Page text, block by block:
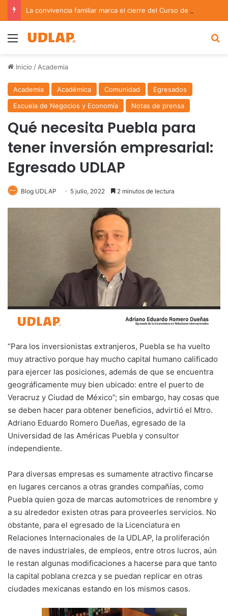
Menu
Inicio / Academia
Academia Académica Comunidad
Egresados
Escuela de Negocios y Economía
Notas de prensa
Qué necesita Puebla para
tener inversión empresarial:
Egresado UDLAP
Blog UDLAP 5 julio, 2022 2 minutos de lectura
“Para los inversionistas extranjeros, Puebla se ha vuelto
muy atractivo porque hay mucho capital humano calificado
para ejercer las posiciones, además de que se encuentra
geográficamente muy bien ubicado: entre el puerto de
Veracruz y Ciudad de México”; sin embargo, hay cosas que
se deben hacer para obtener beneficios, advirtió el Mtro.
Adriano Eduardo Romero Dueñas, egresado de la
Universidad de las Américas Puebla y consultor
independiente.
Para diversas empresas es sumamente atractivo fincarse
en lugares cercanos a otras grandes compañías, como
Puebla quien goza de marcas automotrices de renombre y
a su alrededor existen otras para proveerles servicios. No
obstante, para el egresado de la Licenciatura en
Relaciones Internacionales de la UDLAP, la proliferación
de naves industriales, de empleos, entre otros lucros, aún
le restan algunas modificaciones a hacerse para que tanto
la capital poblana crezca y se puedan replicar en otras
ciudades mexicanas estando en los mismos casos.